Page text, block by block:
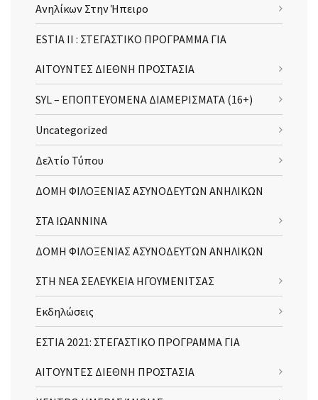
Ανηλίκων Στην Ήπειρο
ESTIA II : ΣΤΕΓΑΣΤΙΚΟ ΠΡΟΓΡΑΜΜΑ ΓΙΑ
ΑΙΤΟΥΝΤΕΣ ΔΙΕΘΝΗ ΠΡΟΣΤΑΣΙΑ
SYL – ΕΠΟΠΤΕΥΟΜΕΝΑ ΔΙΑΜΕΡΙΣΜΑΤΑ (16+)
Uncategorized
Δελτίο Τύπου
ΔΟΜΗ ΦΙΛΟΞΕΝΙΑΣ ΑΣΥΝΟΔΕΥΤΩΝ ΑΝΗΛΙΚΩΝ
ΣΤΑ ΙΩΑΝΝΙΝΑ
ΔΟΜΗ ΦΙΛΟΞΕΝΙΑΣ ΑΣΥΝΟΔΕΥΤΩΝ ΑΝΗΛΙΚΩΝ
ΣΤΗ ΝΕΑ ΣΕΛΕΥΚΕΙΑ ΗΓΟΥΜΕΝΙΤΣΑΣ
Εκδηλώσεις
ΕΣΤΙΑ 2021: ΣΤΕΓΑΣΤΙΚΟ ΠΡΟΓΡΑΜΜΑ ΓΙΑ
ΑΙΤΟΥΝΤΕΣ ΔΙΕΘΝΗ ΠΡΟΣΤΑΣΙΑ